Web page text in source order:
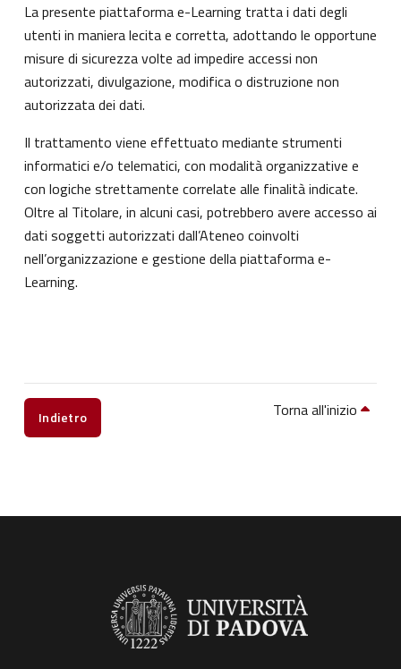
La presente piattaforma e-Learning tratta i dati degli
utenti in maniera lecita e corretta, adottando le opportune
misure di sicurezza volte ad impedire accessi non
autorizzati, divulgazione, modifica o distruzione non
autorizzata dei dati.
Il trattamento viene effettuato mediante strumenti
informatici e/o telematici, con modalità organizzative e
con logiche strettamente correlate alle finalità indicate.
Oltre al Titolare, in alcuni casi, potrebbero avere accesso ai
dati soggetti autorizzati dall’Ateneo coinvolti
nell’organizzazione e gestione della piattaforma e-
Learning.
Indietro Torna all'inizio